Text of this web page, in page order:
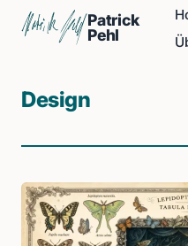
Patrick
Pehl
Design